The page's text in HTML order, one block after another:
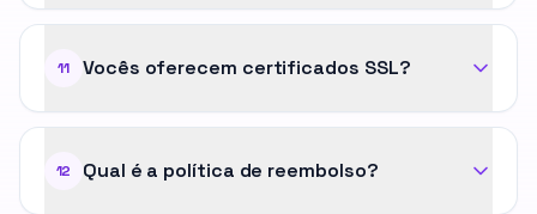
11 Vocês oferecem certificados SSL?
12 Qual é a política de reembolso?